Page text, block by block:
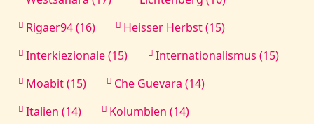
Rigaer94 (16)
Heisser Herbst (15)
Interkiezionale (15)
Internationalismus (15)
Moabit (15)
Che Guevara (14)
Italien (14)
Kolumbien (14)